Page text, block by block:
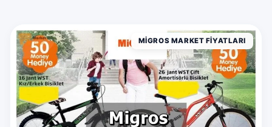
MIGROS MARKET FIYATLARI